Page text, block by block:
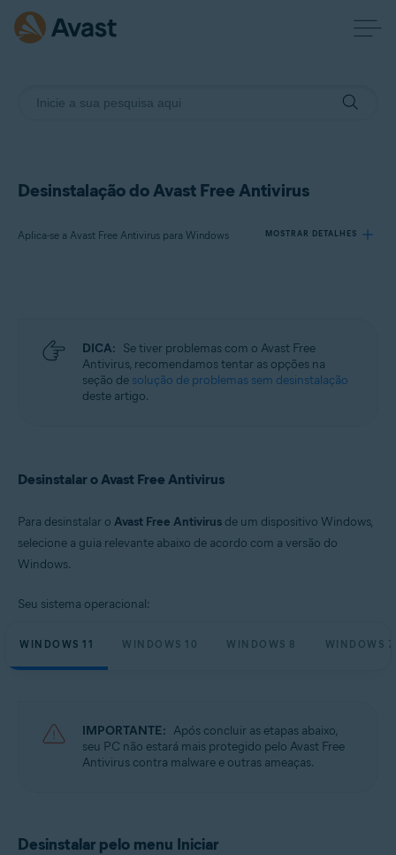
Desinstalação do Avast Free Antivirus
Aplica-se a Avast Free Antivirus para Windows MOSTRAR DETALHES
Sistemas operacionais:
Microsoft Windows 11 Home / Pro / Enterprise / Education
Microsoft Windows 10 Home / Pro / Enterprise / Education - 32 / 64-bit
atualização de pacote cumulativo de conveniência, 32/64 bits
DICA: Se tiver problemas com o Avast Free
Antivirus, recomendamos tentar as opções na
seção de solução de problemas sem desinstalação
deste artigo.
Desinstalar o Avast Free Antivirus
Para desinstalar o Avast Free Antivirus de um dispositivo Windows,
selecione a guia relevante abaixo de acordo com a versão do
Windows.
Seu sistema operacional:
WINDOWS 11 WINDOWS 10 WINDOWS 8 WINDOWS 7
IMPORTANTE: Após concluir as etapas abaixo,
seu PC não estará mais protegido pelo Avast Free
Antivirus contra malware e outras ameaças.
Desinstalar pelo menu Iniciar